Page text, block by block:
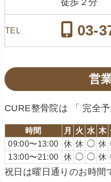
TEL 03-
営
CURE整骨院は 「 完全予
時間 月 火 水 木
09:00〜13:00
休 休 ◯ 休
13:00〜21:00
休 ◯ ◯ 休
祝日は曜日通りのお時間